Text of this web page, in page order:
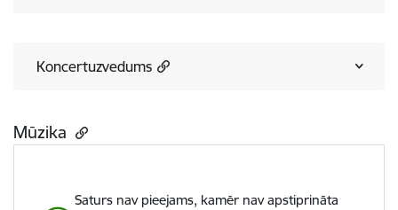
Koncertuzvedums
Mūzika
Saturs nav pieejams, kamēr nav apstiprināta